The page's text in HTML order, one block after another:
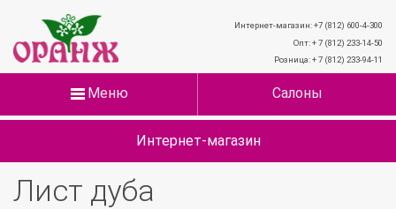
Интернет-магазин: +7 (812) 600-4-300
Опт: + 7 (812) 233-14-50
Розница: + 7 (812) 233-94-11
Меню Салоны
Интернет-магазин
Лист дуба